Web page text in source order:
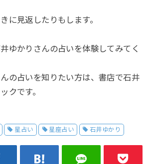
に見返したりもします。
ゆかりさんの占いを体験してみてく
の占いを知りたい方は、書店で石井
クです。
星占い 星座占い 石井ゆかり